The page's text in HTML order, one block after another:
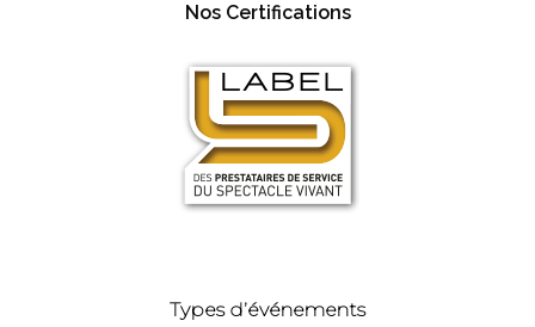
Nos Certifications
Types d’événements